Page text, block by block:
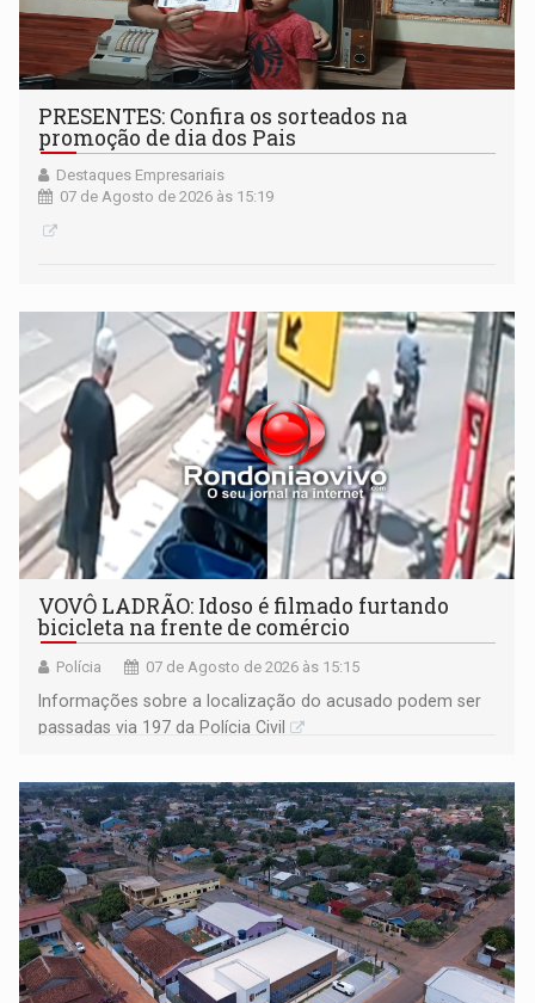
PRESENTES: Confira os sorteados na
promoção de dia dos Pais
Destaques Empresariais
07 de Agosto de 2026 às 15:19
VOVÔ LADRÃO: Idoso é filmado furtando
bicicleta na frente de comércio
Polícia 07 de Agosto de 2026 às 15:15
Informações sobre a localização do acusado podem ser
passadas via 197 da Polícia Civil